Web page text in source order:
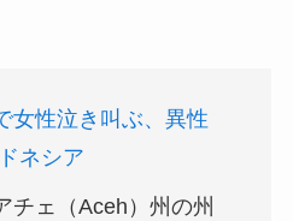
女性泣き叫ぶ、異性
ネシア
チェ（Aceh）州の州